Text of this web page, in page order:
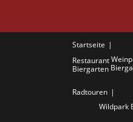
Startseite
Restaurant
Biergarten
Radtouren
Wildpark